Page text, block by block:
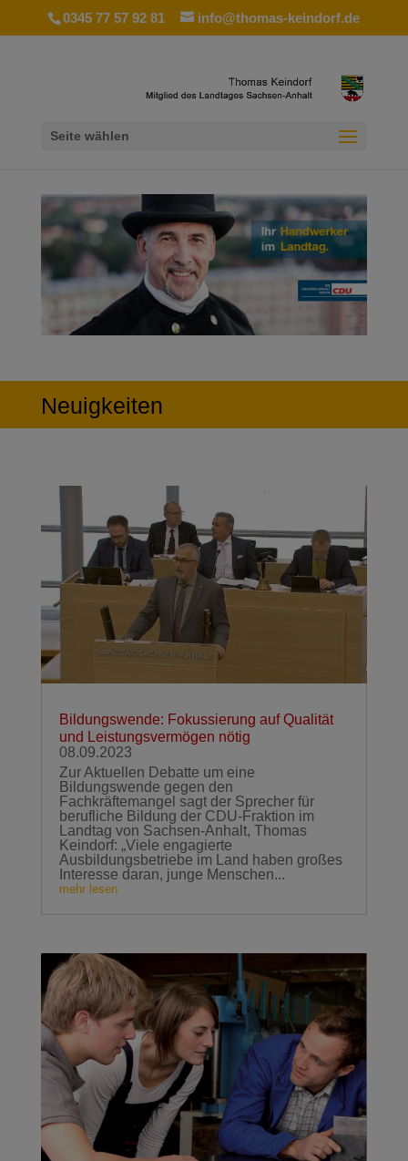
0345 77 57 92 81 info@thomas-keindorf.de
Seite wählen
Neuigkeiten
Bildungswende: Fokussierung auf Qualität
und Leistungsvermögen nötig
08.09.2023
Zur Aktuellen Debatte um eine
Bildungswende gegen den
Fachkräftemangel sagt der Sprecher für
berufliche Bildung der CDU-Fraktion im
Landtag von Sachsen-Anhalt, Thomas
Keindorf: „Viele engagierte
Ausbildungsbetriebe im Land haben großes
Interesse daran, junge Menschen...
mehr lesen